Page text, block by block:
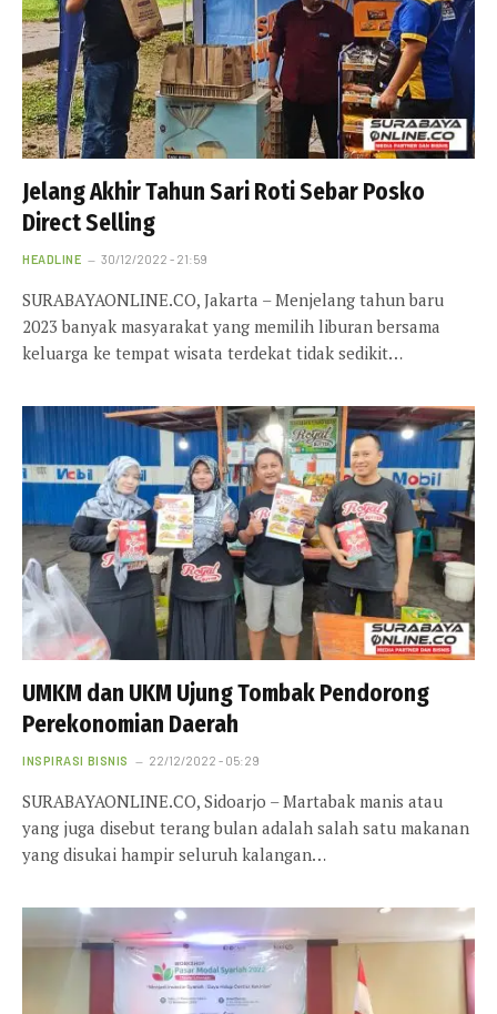
Jelang Akhir Tahun Sari Roti Sebar Posko
Direct Selling
HEADLINE 30/12/2022 - 21:59
SURABAYAONLINE.CO, Jakarta – Menjelang tahun baru
2023 banyak masyarakat yang memilih liburan bersama
keluarga ke tempat wisata terdekat tidak sedikit…
UMKM dan UKM Ujung Tombak Pendorong
Perekonomian Daerah
INSPIRASI BISNIS 22/12/2022 - 05:29
SURABAYAONLINE.CO, Sidoarjo – Martabak manis atau
yang juga disebut terang bulan adalah salah satu makanan
yang disukai hampir seluruh kalangan…